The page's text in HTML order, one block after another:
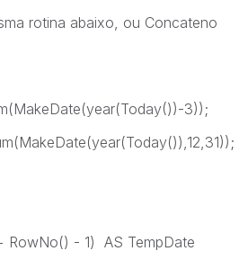
rotina abaixo, ou Concateno
3));
- 1) AS TempDate